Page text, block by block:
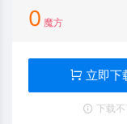
0 魔方
立即下
下载